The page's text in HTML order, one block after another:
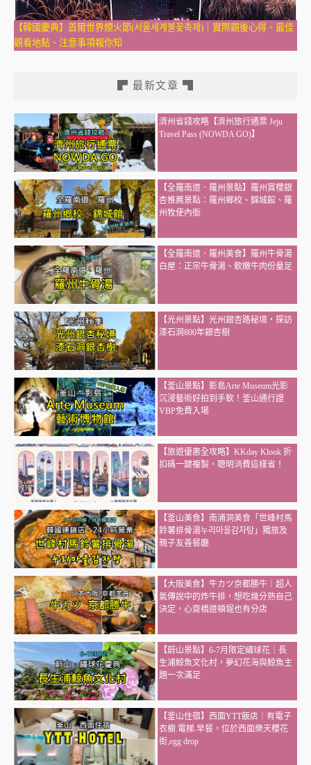
【韓國慶典】首爾世界煙火節(서울세계불꽃축제)｜實際觀後心得、最佳
觀看地點、注意事項報你知
▛ 最新文章 ▜
濟州省錢攻略【濟州旅行通票 Jeju
Travel Pass (NOWDA GO)】
【全羅南道．羅州景點】羅州賞櫻銀
杏推薦景點：羅州鄉校、錦城館、羅
州牧使內衙
【全羅南道．羅州美食】羅州牛骨湯
白屋：正宗牛骨湯、軟嫩牛肉份量足
【光州景點】光州銀杏路秘境・探訪
漆石洞800年銀杏樹
【釜山景點】影島Arte Museum光影
沉浸藝術好拍到手軟！釜山通行證
VBP免費入場
【旅遊優惠全攻略】KKday Klook 折
扣碼一鍵複製，聰明消費這樣省！
【釜山美食】南浦洞美食「世峰村馬
鈴薯排骨湯누리마을감자탕」獨旅及
親子友善餐廳
【大阪美食】牛カツ京都勝牛｜超人
氣傳說中的炸牛排，想吃幾分熟自己
決定，心齋橋道頓堀也有分店
【蔚山景點】6-7月限定繡球花｜長
生浦鯨魚文化村，夢幻花海與鯨魚主
題一次滿足
【釜山住宿】西面YTT飯店｜有電子
衣櫥.電梯.早餐，位於西面樂天櫻花
街,egg drop